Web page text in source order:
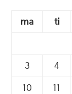
ma
ti
3
4
10
11